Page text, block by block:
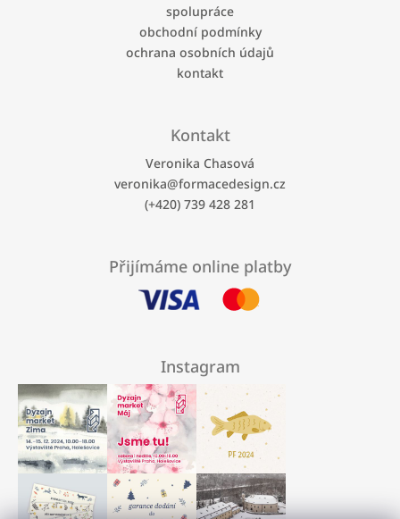
spolupráce
obchodní podmínky
ochrana osobních údajů
kontakt
Kontakt
Veronika Chasová
veronika@formacedesign.cz
(+420) 739 428 281
Přijímáme online platby
Instagram